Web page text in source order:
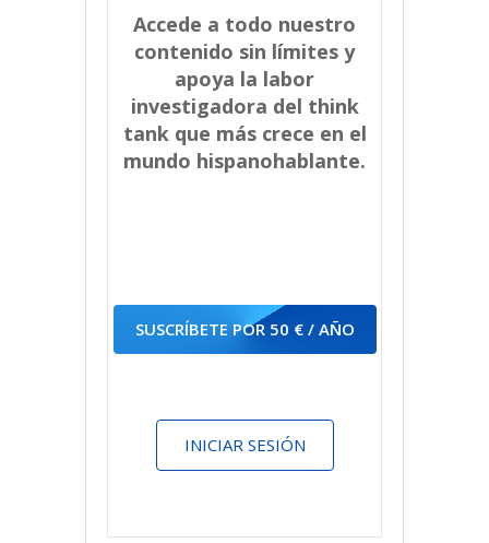
Accede a todo nuestro
contenido sin límites y
apoya la labor
investigadora del think
tank que más crece en el
mundo hispanohablante.
SUSCRÍBETE POR 50 € / AÑO
INICIAR SESIÓN